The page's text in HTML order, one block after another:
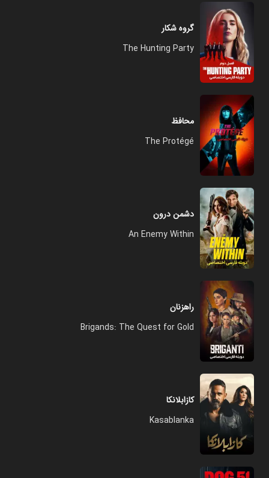
گروه شکار
The Hunting Party
محافظ
The Protégé
دشمن درون
An Enemy Within
راهزنان
Brigands: The Quest for Gold
کازابلانکا
Kasablanka